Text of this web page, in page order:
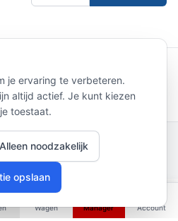
Laat een review achter
je ervaring te verbeteren.
altijd actief. Je kunt kiezen
toestaat.
Alleen noodzakelijk
opslaan
Wagen Manager Account